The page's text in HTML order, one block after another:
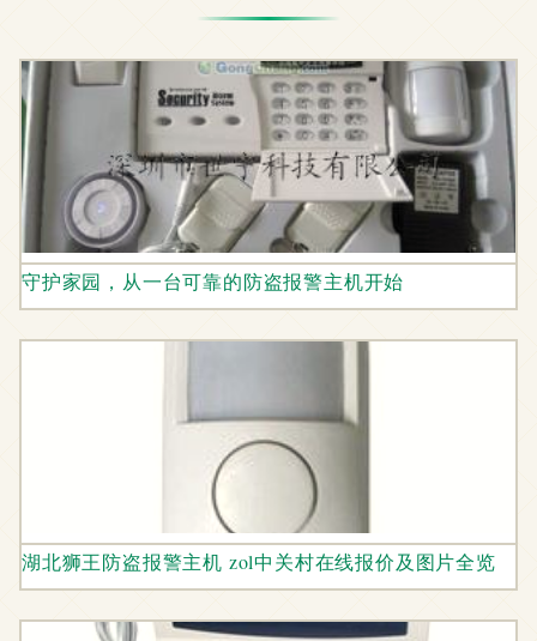
守护家园，从一台可靠的防盗报警主机开始
湖北狮王防盗报警主机 zol中关村在线报价及图片全览